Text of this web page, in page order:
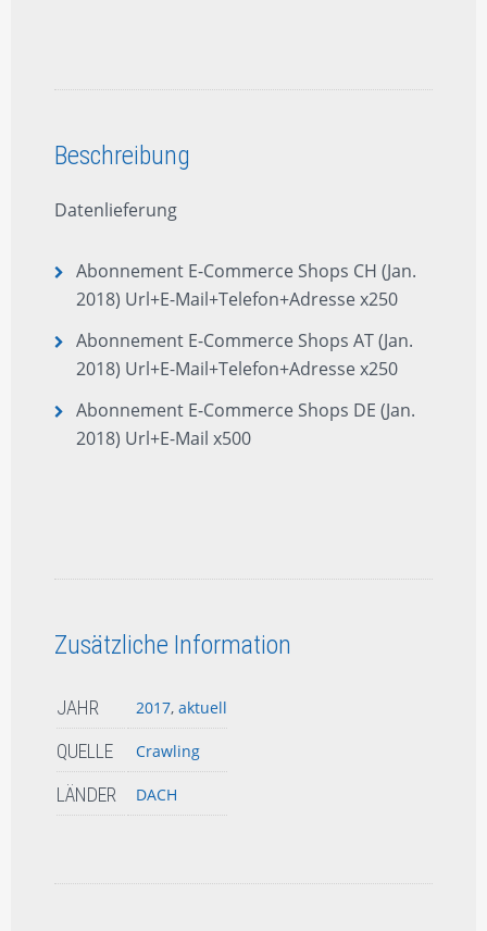
Beschreibung
Datenlieferung
Abonnement E-Commerce Shops CH (Jan.
2018) Url+E-Mail+Telefon+Adresse x250
Abonnement E-Commerce Shops AT (Jan.
2018) Url+E-Mail+Telefon+Adresse x250
Abonnement E-Commerce Shops DE (Jan.
2018) Url+E-Mail x500
Zusätzliche Information
JAHR 2017, aktuell
QUELLE Crawling
LÄNDER DACH